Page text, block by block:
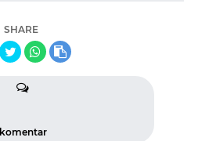
SHARE
komentar